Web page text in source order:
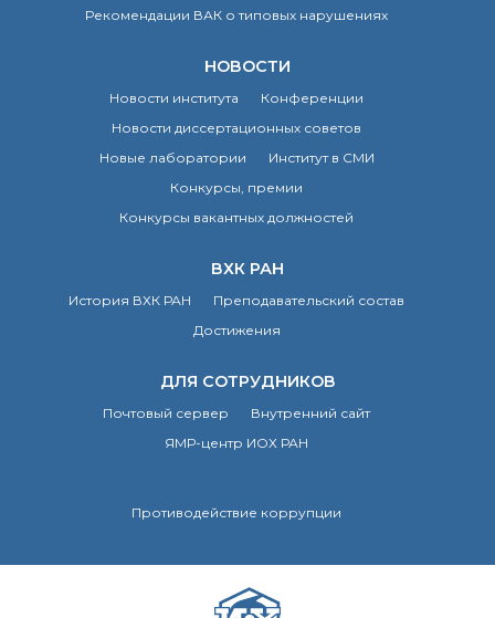
Рекомендации ВАК о типовых нарушениях
НОВОСТИ
Новости института
Конференции
Новости диссертационных советов
Новые лаборатории
Институт в СМИ
Конкурсы, премии
Конкурсы вакантных должностей
ВХК РАН
История ВХК РАН
Преподавательский состав
Достижения
ДЛЯ СОТРУДНИКОВ
Почтовый сервер
Внутренний сайт
ЯМР-центр ИОХ РАН
Противодействие коррупции